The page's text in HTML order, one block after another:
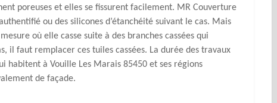
poreuses et elles se fissurent facilement. MR Couverture
ou des silicones d’étanchéité suivant le cas. Mais
où elle casse suite à des branches cassées qui
il faut remplacer ces tuiles cassées. La durée des travaux
habitent à Vouille Les Marais 85450 et ses régions
de façade.